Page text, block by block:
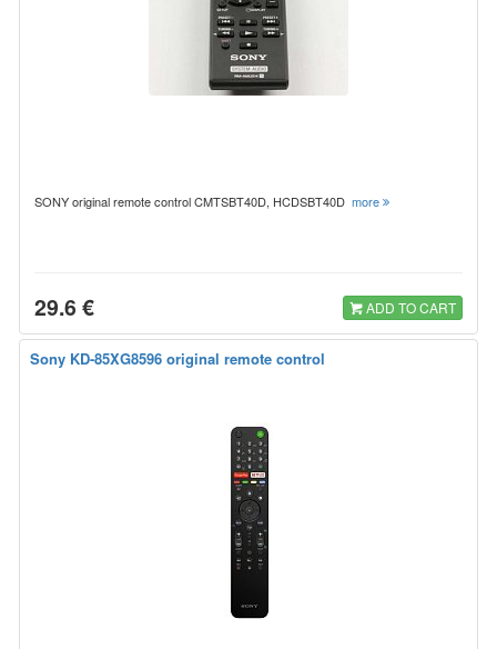
SONY original remote control CMTSBT40D, HCDSBT40D more
29.6 € ADD TO CART
Sony KD-85XG8596 original remote control